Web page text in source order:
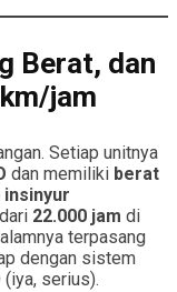
Berat, dan
jam
Setiap unitnya
dan memiliki berat
insinyur
22.000 jam di
terpasang
dengan sistem
(iya, serius).